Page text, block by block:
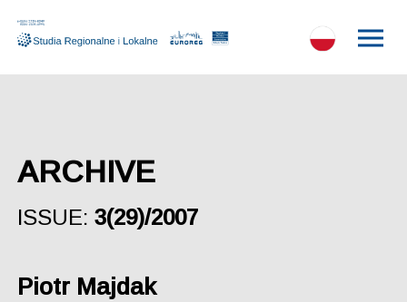
ARCHIVE
ISSUE: 3(29)/2007
Piotr Majdak